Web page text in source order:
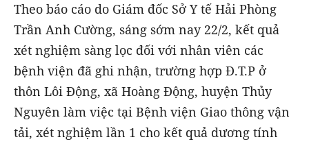
Theo báo cáo do Giám đốc Sở Y tế Hải Phòng
Trần Anh Cường, sáng sớm nay 22/2, kết quả
xét nghiệm sàng lọc đối với nhân viên các
bệnh viện đã ghi nhận, trường hợp Đ.T.P ở
thôn Lôi Động, xã Hoàng Động, huyện Thủy
Nguyên làm việc tại Bệnh viện Giao thông vận
tải, xét nghiệm lần 1 cho kết quả dương tính